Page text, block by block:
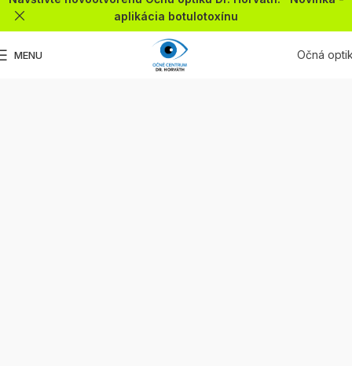
MENU Očná
aplikácia botulotoxínu